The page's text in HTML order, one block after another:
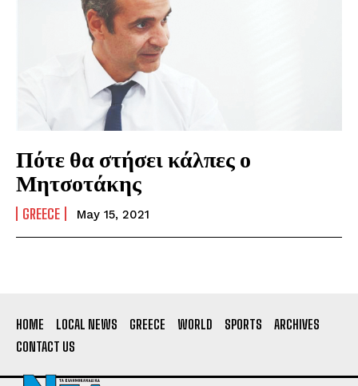
Πότε θα στήσει κάλπες ο
Μητσοτάκης
GREECE May 15, 2021
HOME LOCAL NEWS GREECE WORLD SPORTS
ARCHIVES
CONTACT US